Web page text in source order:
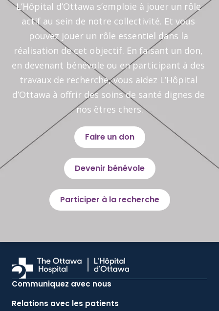
L’Hôpital d’Ottawa s’emploie à jouer un rôle
actif au sein de notre collectivité. Et vous
pouvez jouer un rôle essentiel dans la
réalisation de cet objectif. En faisant un don,
en devenant bénévole ou en participant à des
travaux de recherche, vous aidez L’Hôpital
d’Ottawa à offrir des soins de santé dignes de
nos êtres chers.
Faire un don
Devenir bénévole
Participer à la recherche
Communiquez avec nous
Relations avec les patients